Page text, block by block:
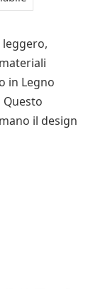
in Legno
Questo
il design